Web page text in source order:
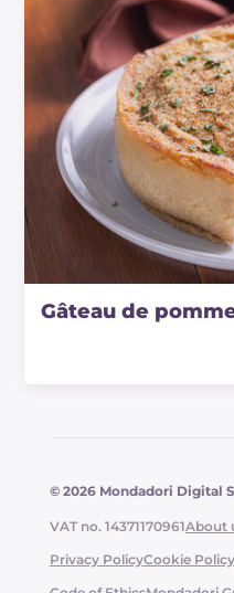
Gâteau de
© 2026 Mondadori Digital
VAT no. 14371170961About
Privacy PolicyCookie Policy